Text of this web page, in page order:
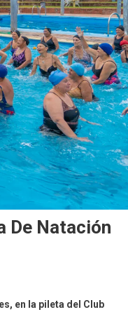
De Natación
en la pileta del Club